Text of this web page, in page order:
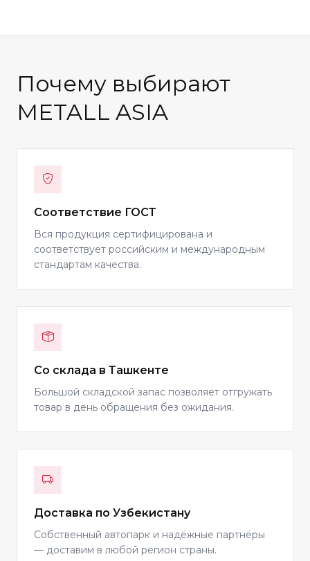
Почему выбирают
METALL ASIA
Соответствие ГОСТ
Вся продукция сертифицирована и
соответствует российским и международным
стандартам качества.
Со склада в Ташкенте
Большой складской запас позволяет отгружать
товар в день обращения без ожидания.
Доставка по Узбекистану
Собственный автопарк и надёжные партнёры
— доставим в любой регион страны.